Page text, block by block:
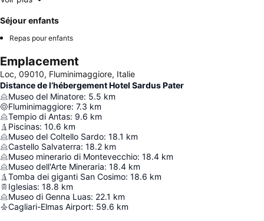
Séjour enfants
Repas pour enfants
Emplacement
Loc, 09010, Fluminimaggiore, Italie
Distance de l’hébergement Hotel Sardus Pater
Museo del Minatore: 5.5 km
Fluminimaggiore: 7.3 km
Tempio di Antas: 9.6 km
Piscinas: 10.6 km
Museo del Coltello Sardo: 18.1 km
Castello Salvaterra: 18.2 km
Museo minerario di Montevecchio: 18.4 km
Museo dell'Arte Mineraria: 18.4 km
Tomba dei giganti San Cosimo: 18.6 km
Iglesias: 18.8 km
Museo di Genna Luas: 22.1 km
Cagliari-Elmas Airport: 59.6 km